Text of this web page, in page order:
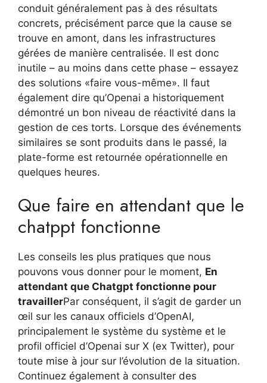
conduit généralement pas à des résultats
concrets, précisément parce que la cause se
trouve en amont, dans les infrastructures
gérées de manière centralisée. Il est donc
inutile – au moins dans cette phase – essayez
des solutions «faire vous-même». Il faut
également dire qu’Openai a historiquement
démontré un bon niveau de réactivité dans la
gestion de ces torts. Lorsque des événements
similaires se sont produits dans le passé, la
plate-forme est retournée opérationnelle en
quelques heures.
Que faire en attendant que le
chatppt fonctionne
Les conseils les plus pratiques que nous
pouvons vous donner pour le moment, En
attendant que Chatgpt fonctionne pour
travaillerPar conséquent, il s’agit de garder un
œil sur les canaux officiels d’OpenAI,
principalement le système du système et le
profil officiel d’Openai sur X (ex Twitter), pour
toute mise à jour sur l’évolution de la situation.
Continuez également à consulter des